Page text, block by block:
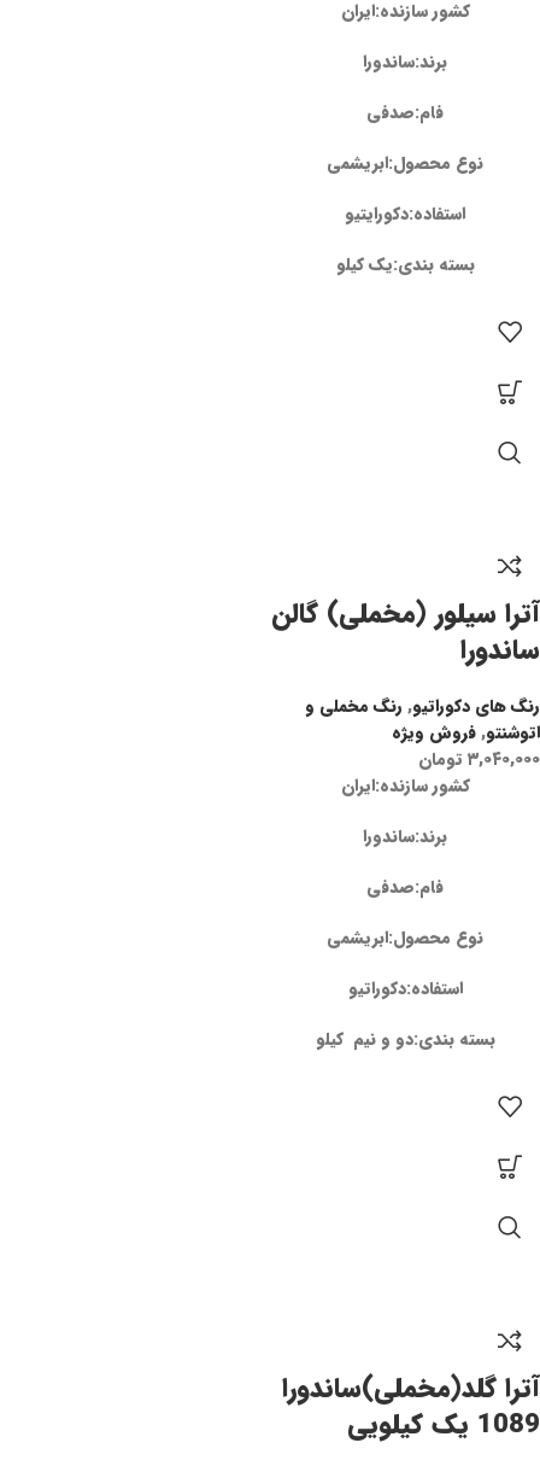
کشور سازنده:ایران
برند:ساندورا
فام:صدفی
نوع محصول:ابریشمی
استفاده:دکورایتیو
بسته بندی:یک کیلو
آترا سیلور (مخملی) گالن
ساندورا
رنگ های دکوراتیو, رنگ مخملی و
اتوشنتو,فروش ویژه
۳,۰۴۰,۰۰۰ تومان
کشور سازنده:ایران
برند:ساندورا
فام:صدفی
نوع محصول:ابریشمی
استفاده:دکوراتیو
بسته بندی:دو و نیم کیلو
آترا گلد(مخملی)ساندورا
1089 یک کیلویی